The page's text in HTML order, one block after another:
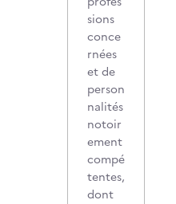
sions
conce
rnées
et de
person
nalités
notoir
ement
compé
tentes,
dont